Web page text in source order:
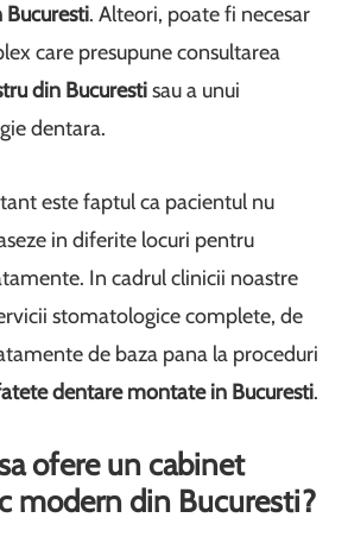
. Alteori, poate fi necesar
care presupune consultarea
din Bucurestisau a unui
dentara.
este faptul ca pacientul nu
in diferite locuri pentru
In cadrul clinicii noastre
stomatologice complete, de
de baza pana la proceduri
dentare montate in Bucuresti.
ofere un cabinet
modern din Bucuresti?